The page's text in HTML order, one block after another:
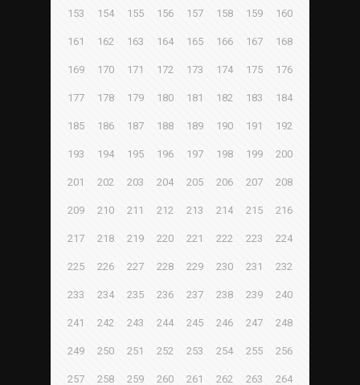
153 154 155 156 157 158 159 160
161 162 163 164 165 166 167 168
169 170 171 172 173 174 175 176
177 178 179 180 181 182 183 184
185 186 187 188 189 190 191 192
193 194 195 196 197 198 199 200
201 202 203 204 205 206 207 208
209 210 211 212 213 214 215 216
217 218 219 220 221 222 223 224
225 226 227 228 229 230 231 232
233 234 235 236 237 238 239 240
241 242 243 244 245 246 247 248
249 250 251 252 253 254 255 256
257 258 259 260 261 262 263 264